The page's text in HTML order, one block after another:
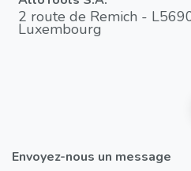
2 route de Remich -
Luxembourg
Envoyez-nous un message